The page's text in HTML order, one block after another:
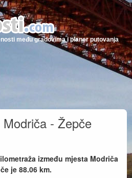
među gradovima i planer putovanja
Modriča - Žepče
između mjesta Modriča
je88.06 km.